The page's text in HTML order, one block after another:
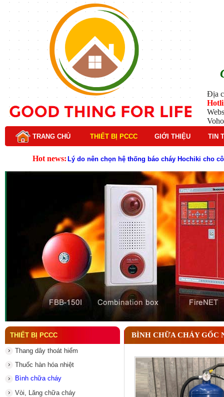
Địa
TRANG CHỦ THIẾT BỊ PCCC GIỚI THIỆU TIN
Hot news: Lý do nên chọn hệ thống báo cháy Hochiki cho
Cấu tạo và nguyên lý hoạt động của báo cháy
Tìm hiểu chi tiết về hệ thống báo cháy Horing
Các loại thang dây thoát hiểm phổ biến trên thị
Thang dây thoát hiểm có tác dụng gì trong tình
Cấu tạo đầu phun chữa cháy trong hệ thống
Kim thu sét là gì? Cấu tạo, nguyên lý hoạt động
Đầu phun chữa cháy là gì và nguyên lý hoạt động
Đầu phun chữa cháy là gì ? Tìm hiểu chi tiết từ A-
THIẾT BỊ PCCC
Thang dây thoát hiểm
Thuốc hàn hóa nhiệt
Bình chữa cháy
Vòi, Lăng chữa cháy
BÌNH CHỮA CHÁY GỐC